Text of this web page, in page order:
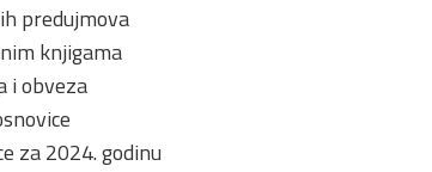
predujmova
knjigama
i obveza
za 2024. godinu